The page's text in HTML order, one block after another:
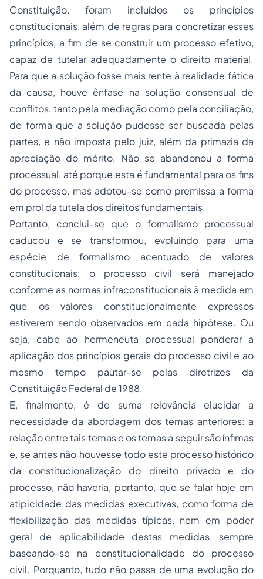
Constituição, foram incluídos os princípios
constitucionais, além de regras para concretizar esses
princípios, a fim de se construir um processo efetivo,
capaz de tutelar adequadamente o direito material.
Para que a solução fosse mais rente à realidade fática
da causa, houve ênfase na solução consensual de
conflitos, tanto pela mediação como pela conciliação,
de forma que a solução pudesse ser buscada pelas
partes, e não imposta pelo juiz, além da primazia da
apreciação do mérito. Não se abandonou a forma
processual, até porque esta é fundamental para os fins
do processo, mas adotou-se como premissa a forma
em prol da tutela dos direitos fundamentais.
Portanto, conclui-se que o formalismo processual
caducou e se transformou, evoluindo para uma
espécie de formalismo acentuado de valores
constitucionais: o processo civil será manejado
conforme as normas infraconstitucionais à medida em
que os valores constitucionalmente expressos
estiverem sendo observados em cada hipótese. Ou
seja, cabe ao hermeneuta processual ponderar a
aplicação dos princípios gerais do processo civil e ao
mesmo tempo pautar-se pelas diretrizes da
Constituição Federal de 1988.
E, finalmente, é de suma relevância elucidar a
necessidade da abordagem dos temas anteriores: a
relação entre tais temas e os temas a seguir são ínfimas
e, se antes não houvesse todo este processo histórico
da constitucionalização do direito privado e do
processo, não haveria, portanto, que se falar hoje em
atipicidade das medidas executivas, como forma de
flexibilização das medidas típicas, nem em poder
geral de aplicabilidade destas medidas, sempre
baseando-se na constitucionalidade do processo
civil. Porquanto, tudo não passa de uma evolução do